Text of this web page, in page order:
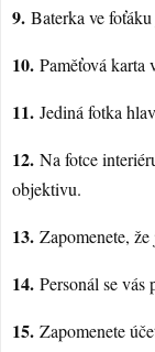
9. Baterka ve
10. Paměťová karta
11. Jediná fotka
12. Na fotce
objektivu.
13. Zapomenete,
14. Personál se
15. Zapomenete